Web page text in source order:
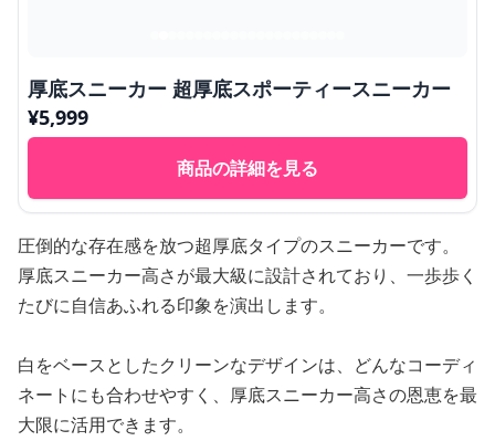
厚底スニーカー 超厚底スポーティースニーカー
¥5,999
商品の詳細を見る
圧倒的な存在感を放つ超厚底タイプのスニーカーです。
厚底スニーカー高さが最大級に設計されており、一歩歩く
たびに自信あふれる印象を演出します。
白をベースとしたクリーンなデザインは、どんなコーディ
ネートにも合わせやすく、厚底スニーカー高さの恩恵を最
大限に活用できます。